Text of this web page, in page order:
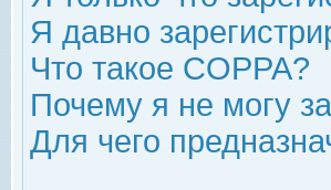
Я давно
Что такое COPPA?
Почему я не могу
Для чего